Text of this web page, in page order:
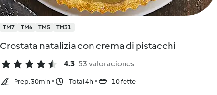
TM7 TM6 TM5 TM31
Crostata natalizia con crema di pistacchi
4.3 53 valoraciones
Prep. 30min Total 4h 10 fette